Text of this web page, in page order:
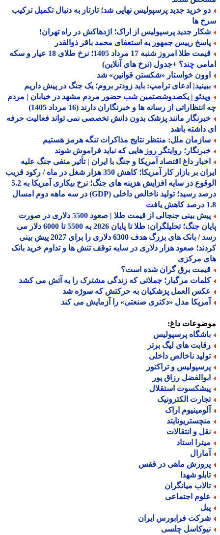
خرید جدید پرسپولیس نهایی شد؛ تارتار به دنبال تکمیل ترکیب
ها
جدید پرسپولیس از اراک؛ اژدهاکش در راه تهران!
رییس جمهور به استعفای محمد باقر ذوالقدر
قیمت طلا امروز شنبه 17 مرداد 1405؛ نرخ طلای 18 عیار و سکه
چند؟ +جدول (نرخ های آنلاین)
خواستار «شکستن قوانین» شد
ادعای ترامپ: باید زودتر بروم؛ یک جنگ در پیش داریم
| یکصدوشصتمین شب حضور مردم مشهد در خیابان | مردم
از رسانه ها و خبرنگاران دارند (16 مرداد 1405)
مانند پزشک بدون دانش تخصصی نمی تواند فعالیت حرفه
داشته باشد
ملل: منتظر نتایج مذاکرات تنگه هرمز هستیم
روایتگر روز هایی که نباید فراموش شوند
داغ اقتصاد آمریکا و جنگ با ایران | تأثیر منفی جنگ علیه
ایران بر بازار کار آمریکا؛ کاهش 350 هزار شغل در ماه / رکود قریب
الوقوع در سایه افزایش هزینه های جنگ؛ نرخ بیکاری آمریکا به 5.2
درصد رسید؛ تولید ناخالص داخلی (GDP) در سه ماهه دوم امسال
پیش بینی جنجالی از قیمت طلا | صعود 5500 دلاری در صورت
پایان جنگ؛ تحلیلگران: طلا تا پایان 2026 به 5500 تا 6000 دلار می
رسد / بانک های بزرگ هدف 6300 دلاری را برای 2027 پیش بینی
صعود هزار دلاری در سایه توقف تنش ها و تداوم خرید بانک
مرکزی
برق گران شده است؟
مرگبار؛ جملاتی که زندگی مشترک را به آتش می کشد
العمل پزشکیان به حرکتش که سوژه شد
مدل «دکتری صنعتی» را آزمایش می کند
داغ:
پرسپولیس
های لیگ برتر
ناخالص داخلی
و تراکتور
رزاق پور
استقلال
الکترونیک
اراک
و انتقالات
استاد
ماهی در قفس
شهدا
میانگران
اجتماعی
فرابورس ایران
چلسی